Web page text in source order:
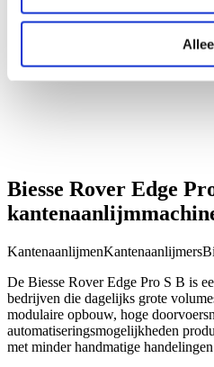
Biesse Rover Edge
KantenaanlijmenKantenaanlijmers
De Biesse Rover Edge Pro S B is
bedrijven die dagelijks grote
modulaire opbouw, hoge
automatiseringsmogelijkheden
met minder handmatige